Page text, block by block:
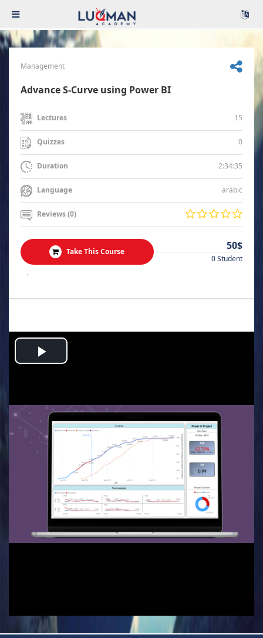
Management
Advance S-Curve using Power BI
Lectures 15
Quizzes 0
Duration 2:34:35
Language arabic
Reviews (0)
Take This Course 50$
0 Student
.
Play